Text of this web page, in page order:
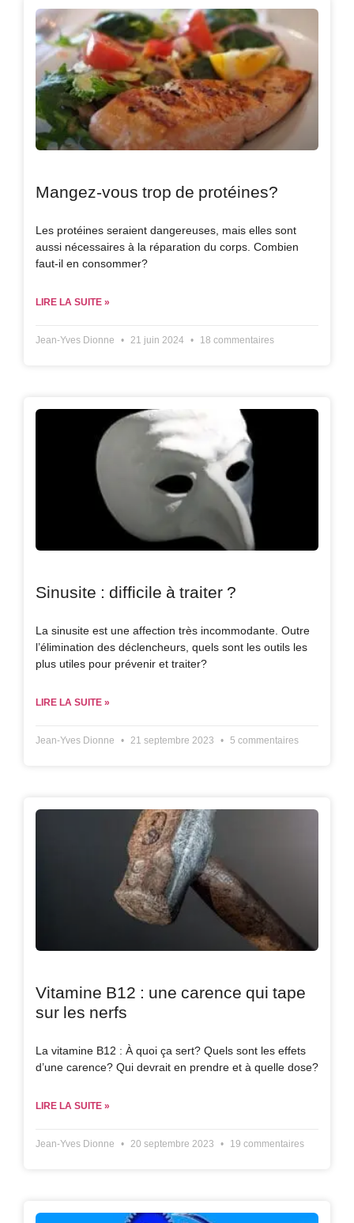
Mangez-vous trop de protéines?
Les protéines seraient dangereuses, mais elles sont
aussi nécessaires à la réparation du corps. Combien
faut-il en consommer?
LIRE LA SUITE »
Jean-Yves Dionne 21 juin 2024 18 commentaires
Sinusite : difficile à traiter ?
La sinusite est une affection très incommodante. Outre
l’élimination des déclencheurs, quels sont les outils les
plus utiles pour prévenir et traiter?
LIRE LA SUITE »
Jean-Yves Dionne 21 septembre 2023 5 commentaires
Vitamine B12 : une carence qui tape
sur les nerfs
La vitamine B12 : À quoi ça sert? Quels sont les effets
d’une carence? Qui devrait en prendre et à quelle dose?
LIRE LA SUITE »
Jean-Yves Dionne 20 septembre 2023 19 commentaires